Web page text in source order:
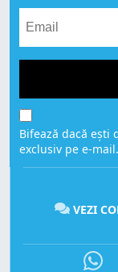
Bifează dacă ești
exclusiv pe e-mail.
VEZI